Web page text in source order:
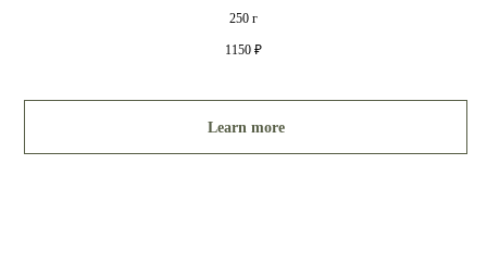
250 г
1150 ₽
Learn more